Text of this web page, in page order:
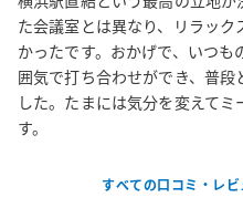
た会議室とは異なり、リラッ
かったです。おかげで、いつ
囲気で打ち合わせができ、普
した。たまには気分を変えて
す。
すべての口コミ・レ